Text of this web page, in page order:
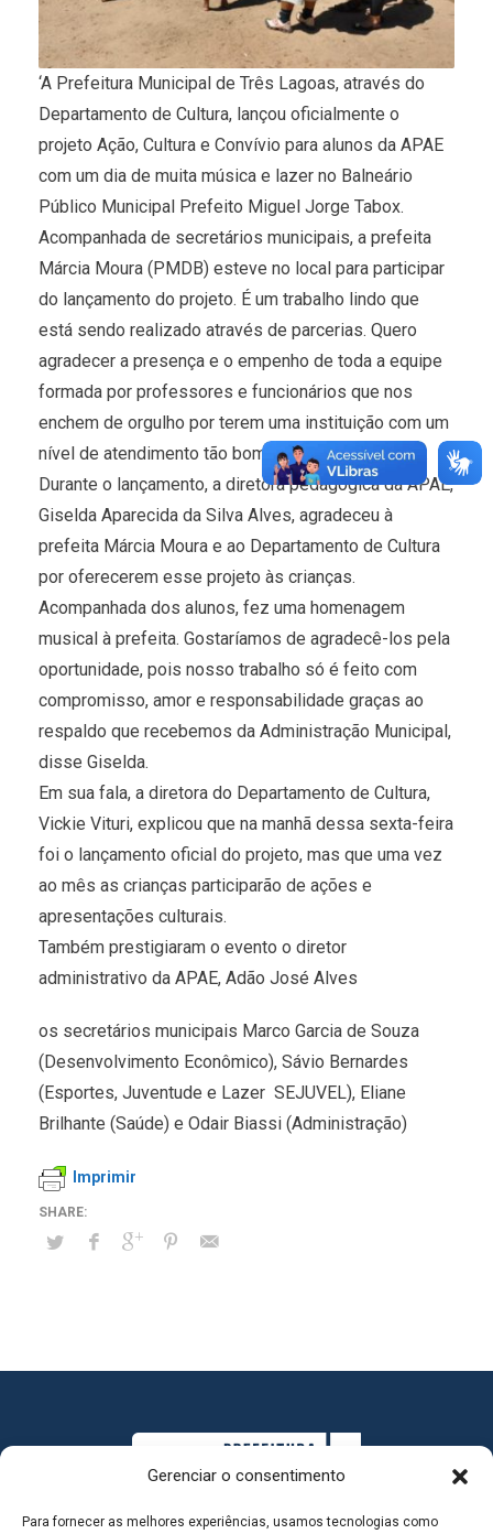
Gerenciar o consentimento
Para fornecer as melhores experiências, usamos tecnologias como
‘A Prefeitura Municipal de Três Lagoas, através do
Departamento de Cultura, lançou oficialmente o
projeto Ação, Cultura e Convívio para alunos da APAE
com um dia de muita música e lazer no Balneário
Público Municipal Prefeito Miguel Jorge Tabox.
Acompanhada de secretários municipais, a prefeita
Márcia Moura (PMDB) esteve no local para participar
do lançamento do projeto. É um trabalho lindo que
está sendo realizado através de parcerias. Quero
agradecer a presença e o empenho de toda a equipe
formada por professores e funcionários que nos
enchem de orgulho por terem uma instituição com um
nível de atendimento tão bom, enfatizou a prefeita.
Durante o lançamento, a diretora pedagógica da APAE,
Giselda Aparecida da Silva Alves, agradeceu à
prefeita Márcia Moura e ao Departamento de Cultura
por oferecerem esse projeto às crianças.
Acompanhada dos alunos, fez uma homenagem
musical à prefeita. Gostaríamos de agradecê-los pela
oportunidade, pois nosso trabalho só é feito com
compromisso, amor e responsabilidade graças ao
respaldo que recebemos da Administração Municipal,
disse Giselda.
Em sua fala, a diretora do Departamento de Cultura,
Vickie Vituri, explicou que na manhã dessa sexta-feira
foi o lançamento oficial do projeto, mas que uma vez
ao mês as crianças participarão de ações e
apresentações culturais.
Também prestigiaram o evento o diretor
administrativo da APAE, Adão José Alves
os secretários municipais Marco Garcia de Souza
(Desenvolvimento Econômico), Sávio Bernardes
(Esportes, Juventude e Lazer  SEJUVEL), Eliane
Brilhante (Saúde) e Odair Biassi (Administração)
Imprimir